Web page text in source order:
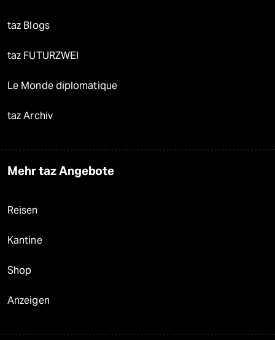
taz Blogs
taz FUTURZWEI
Le Monde diplomatique
taz Archiv
Mehr taz Angebote
Reisen
Kantine
Shop
Anzeigen